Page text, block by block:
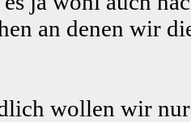
an denen wir
wollen wir